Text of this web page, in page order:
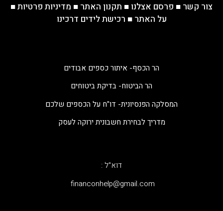
צור קשר ■ פרסם אצלנו ■ תקנון האתר ■ מדיניות פרטיות■
על האתר ■ רכישת לידים דרכינו
הר הכסף- איתור כספים אבודים
הר הביטוח- בדיקת ביטוחים
המסלקה הפנסיונית- דו"ח על הכספים שלכם
מדריך לבחירת חשבונית ירוקה לעסק
דוא"ל :
‫financonhelp@gmail.com‬